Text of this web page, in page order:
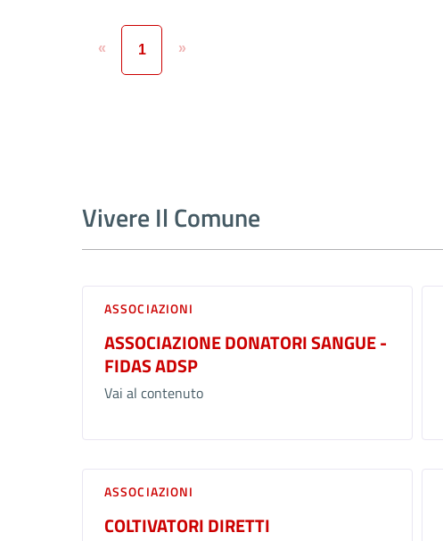
« 1 »
Vivere Il Comune
ASSOCIAZIONI
ASSOCIAZIONE DONATORI SANGUE -
FIDAS ADSP
Vai al contenuto
ASSOCIAZIONI
COLTIVATORI DIRETTI